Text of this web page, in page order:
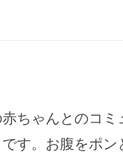
ちゃんとのコミ
す。お腹をポ